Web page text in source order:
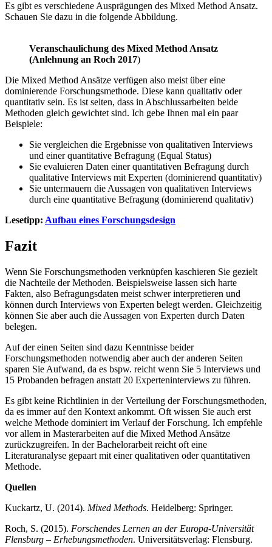
Es gibt es verschiedene Ausprägungen des Mixed Method Ansatz.
Schauen Sie dazu in die folgende Abbildung.
Veranschaulichung des Mixed Method Ansatz
(Anlehnung an Roch 2017)
Die Mixed Method Ansätze verfügen also meist über eine
dominierende Forschungsmethode. Diese kann qualitativ oder
quantitativ sein. Es ist selten, dass in Abschlussarbeiten beide
Methoden gleich gewichtet sind. Ich gebe Ihnen mal ein paar
Beispiele:
Sie vergleichen die Ergebnisse von qualitativen Interviews
und einer quantitative Befragung (Equal Status)
Sie evaluieren Daten einer quantitativen Befragung durch
qualitative Interviews mit Experten (dominierend quantitativ)
Sie untermauern die Aussagen von qualitativen Interviews
durch eine quantitative Befragung (dominierend qualitativ)
Lesetipp: Aufbau eines Forschungsdesign
Fazit
Wenn Sie Forschungsmethoden verknüpfen kaschieren Sie gezielt
die Nachteile der Methoden. Beispielsweise lassen sich harte
Fakten, also Befragungsdaten meist schwer interpretieren und
können durch Interviews von Experten belegt werden. Gleichzeitig
können Sie aber auch die Aussagen von Experten durch Daten
belegen.
Auf der einen Seiten sind dazu Kenntnisse beider
Forschungsmethoden notwendig aber auch der anderen Seiten
sparen Sie Aufwand, da es bspw. reicht wenn Sie 5 Interviews und
15 Probanden befragen anstatt 20 Experteninterviews zu führen.
Es gibt keine Richtlinien in der Verteilung der Forschungsmethoden,
da es immer auf den Kontext ankommt. Oft wissen Sie auch erst
welche Methode dominiert im Verlauf der Forschung. Ich empfehle
vor allem in Masterarbeiten auf die Mixed Method Ansätze
zurückzugreifen. In der Bachelorarbeit reicht oft eine
Literaturanalyse gepaart mit einer qualitativen oder quantitativen
Methode.
Quellen
Kuckartz, U. (2014). Mixed Methods. Heidelberg: Springer.
Roch, S. (2015). Forschendes Lernen an der Europa-Universität
Flensburg – Erhebungsmethoden. Universitätsverlag: Flensburg.